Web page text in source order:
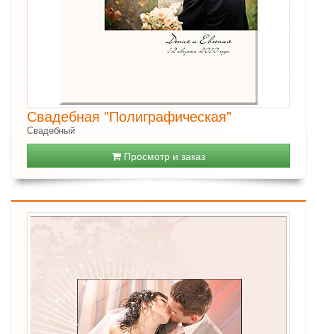
Свадебная "Полиграфическая"
Свадебный
Просмотр и заказ